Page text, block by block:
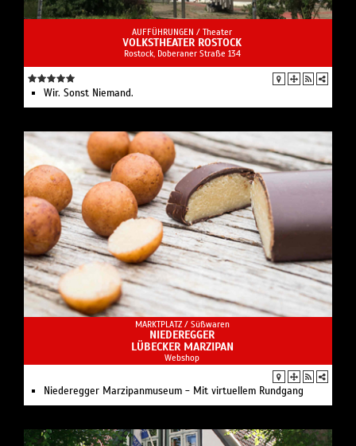
AUFFÜHRUNGEN / Theater
VOLKSTHEATER ROSTOCK
Rostock, Doberaner Straße 134
Wir. Sonst Niemand.
MARKTPLATZ / Süßwaren
NIEDEREGGER
LÜBECKER MARZIPAN
Webshop
Niederegger Marzipanmuseum - Mit virtuellem Rundgang